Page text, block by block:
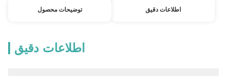
اطلاعات دقیق توضیحات محصول
اطلاعات دقیق